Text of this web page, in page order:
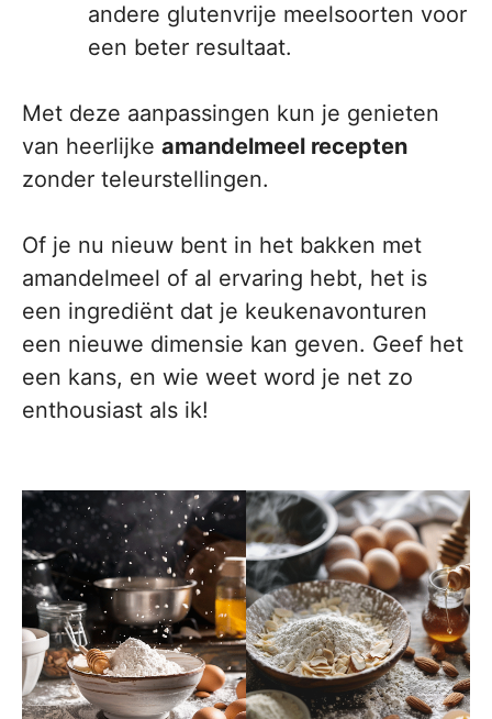
andere glutenvrije meelsoorten voor
een beter resultaat.
Met deze aanpassingen kun je genieten
van heerlijke amandelmeel recepten
zonder teleurstellingen.
Of je nu nieuw bent in het bakken met
amandelmeel of al ervaring hebt, het is
een ingrediënt dat je keukenavonturen
een nieuwe dimensie kan geven. Geef het
een kans, en wie weet word je net zo
enthousiast als ik!